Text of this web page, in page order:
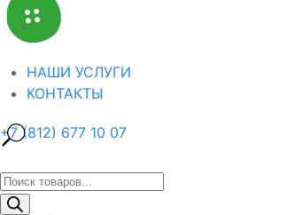
НАШИ УСЛУГИ
КОНТАКТЫ
+7 (812) 677 10 07
Поиск
товаров